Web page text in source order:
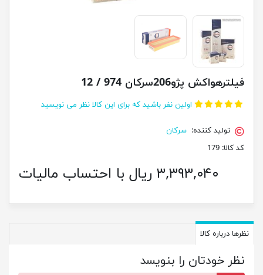
فیلترهواکش پژو206سرکان 974 / 12
اولین نفر باشید که برای این کالا نظر می نویسید
تولید کننده: سرکان
کد کالا: 179
۳,۳۹۳,۰۴۰ ریال با احتساب مالیات
نظرها درباره کالا
نظر خودتان را بنویسد